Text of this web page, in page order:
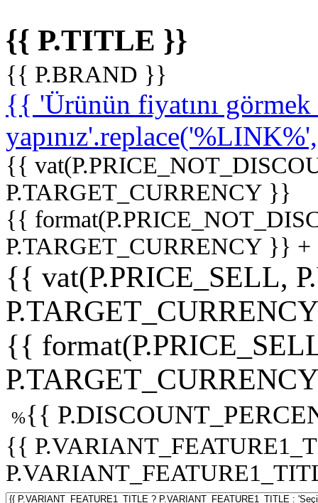
{{ P.TITLE }}
{{ P.BRAND }}
{{ 'Ürünün fiyatını
{{
P.TARGET_CURRENCY }}
{{
P.TARGET_CURRENCY }}
{{ vat(P.PRICE_SELL,
{{
%{{
{{